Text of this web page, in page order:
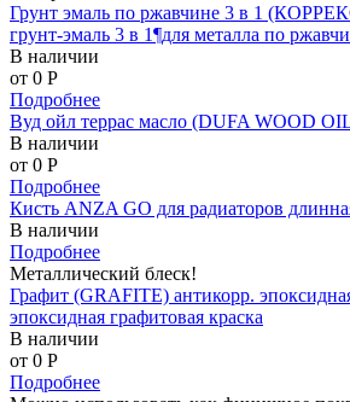
Грунт эмаль по ржавчине 3 в 1
грунт-эмаль 3 в 1¶для металла по
В наличии
от 0 P
Подробнее
Вуд ойл террас масло (DUFA WOOD
В наличии
от 0 P
Подробнее
Кисть ANZA GO для радиаторов
В наличии
Подробнее
Металлический блеск!
Графит (GRAFITE) антикорр.
эпоксидная графитовая краска
В наличии
от 0 P
Подробнее